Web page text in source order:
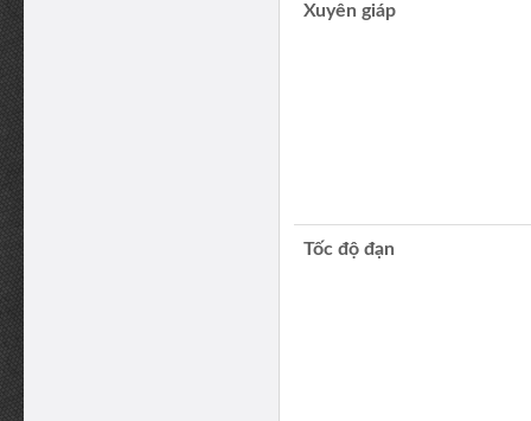
Xuyên giáp
Tốc độ đạn